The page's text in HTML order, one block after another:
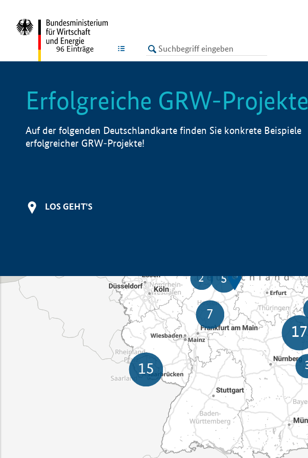
LISTE
96 Einträge
Erfolgreiche GRW-Projekte
Auf der folgenden Deutschlandkarte finden Sie konkrete Beispiele
erfolgreicher GRW-Projekte!
LOS GEHT'S